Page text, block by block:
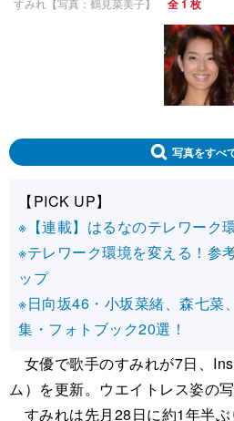
すみれ【写真：鶴見菜美子】 全 1 枚
写真をすべ
【PICK UP】
※【連載】はるなのテレワーク
※テレワーク環境を変える！参
ップ
※日向坂46・小坂菜緒、森七
集・フォトブック20選！
女優で歌手のすみれが7日、
ム）を更新。ウエイトレス姿の
すみれは先月28日に約1年半